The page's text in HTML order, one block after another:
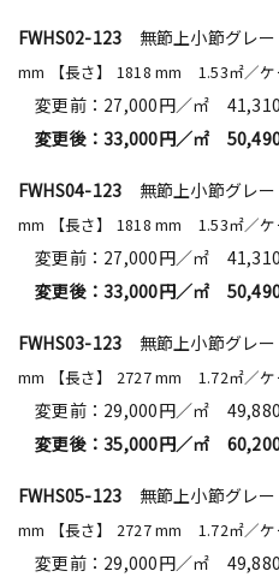
FWHS02-123 無節上小節グレ
mm 【長さ】 1818 mm 1.53㎡／ケ
変更前：27,000円／㎡
変更後：33,000円／㎡
FWHS04-123 無節上小節グレ
mm 【長さ】 1818 mm 1.53㎡／ケ
変更前：27,000円／㎡
変更後：33,000円／㎡
FWHS03-123 無節上小節グレ
mm 【長さ】 2727 mm 1.72㎡／ケ
変更前：29,000円／㎡
変更後：35,000円／㎡
FWHS05-123 無節上小節グレ
mm 【長さ】 2727 mm 1.72㎡／ケ
変更前：29,000円／㎡